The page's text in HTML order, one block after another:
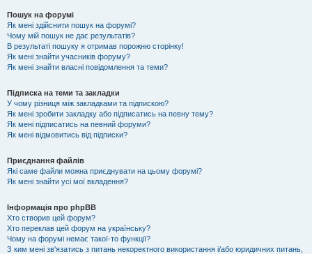
Пошук на форумі
Як мені здійснити пошук на форумі?
Чому мій пошук не дає результатів?
В результаті пошуку я отримав порожню сторінку!
Як мені знайти учасників форуму?
Як мені знайти власні повідомлення та теми?
Підписка на теми та закладки
У чому різниця між закладками та підпискою?
Як мені зробити закладку або підписатись на певну тему?
Як мені підписатись на певний форуми?
Як мені відмовитись від підписки?
Приєднання файлів
Які саме файли можна приєднувати на цьому форумі?
Як мені знайти усі мої вкладення?
Інформація про phpBB
Хто створив цей форум?
Хто переклав цей форум на українську?
Чому на форумі немає такої-то функції?
З ким мені зв'язатись з питань некоректного використання і/або юридичних питань,